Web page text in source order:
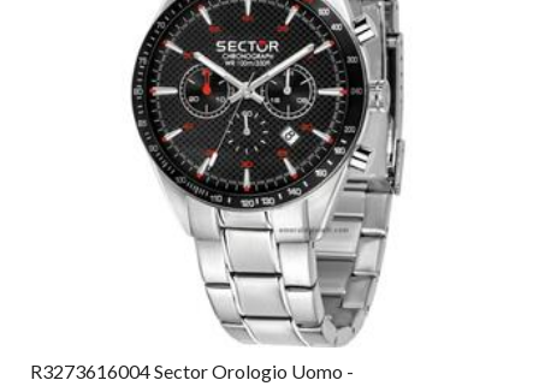
R3273616004 Sector Orologio Uomo -